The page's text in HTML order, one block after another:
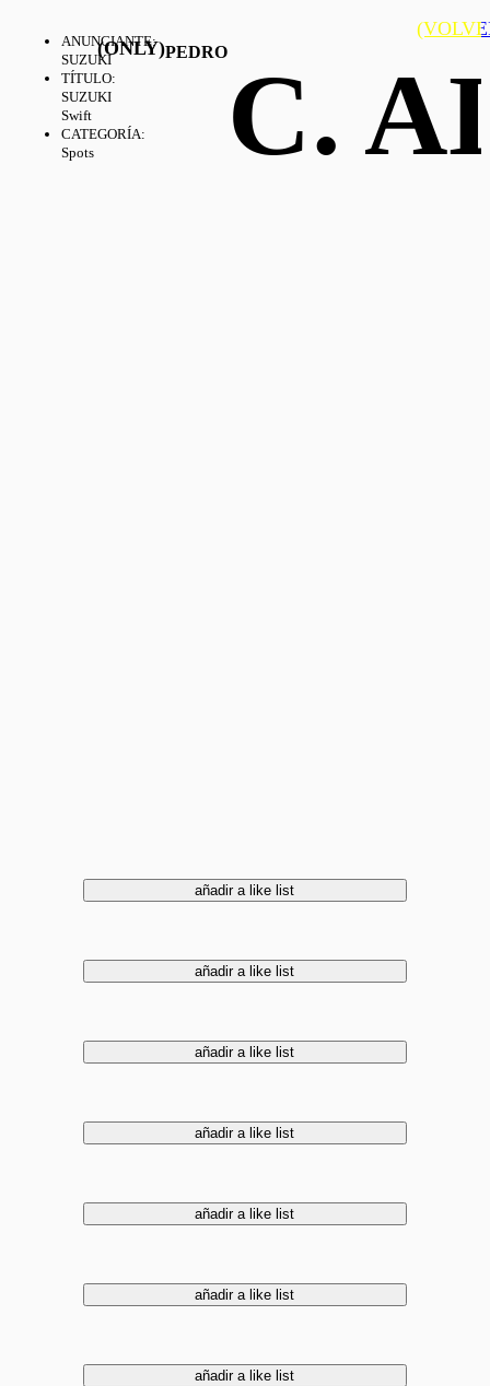
ANUNCIANTE:
SUZUKI
TÍTULO:
SUZUKI
Swift
CATEGORÍA:
Spots
(ONLY)PEDRO C.
añadir a like list
añadir a like list
añadir a like list
añadir a like list
añadir a like list
añadir a like list
añadir a like list